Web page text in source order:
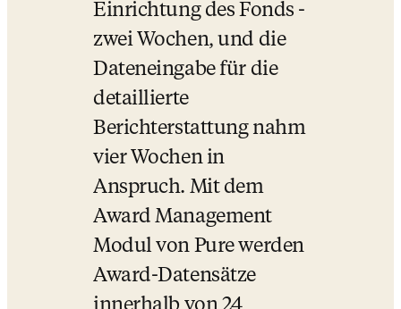
Einrichtung des Fonds -
zwei Wochen, und die
Dateneingabe für die
detaillierte
Berichterstattung nahm
vier Wochen in
Anspruch. Mit dem
Award Management
Modul von Pure werden
Award-Datensätze